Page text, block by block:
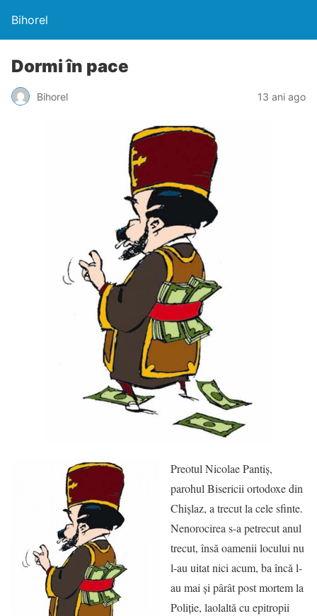
Bihorel
Dormi în pace
Bihorel 13 ani ago
Preotul Nicolae Pantiş,
parohul Bisericii ortodoxe din
Chişlaz, a trecut la cele sfinte.
Nenorocirea s-a petrecut anul
trecut, însă oamenii locului nu
l-au uitat nici acum, ba încă l-
au mai şi pârât post mortem la
Poliţie, laolaltă cu epitropii